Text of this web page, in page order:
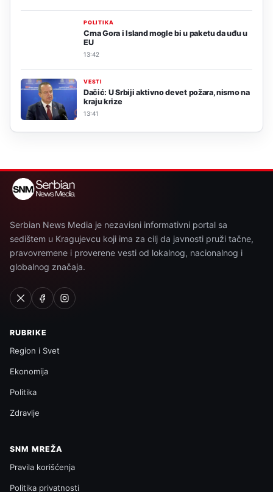
POLITIKA
Crna Gora i Island mogle bi u paketu da uđu u
EU
13:42
VESTI
Dačić: U Srbiji aktivno devet požara, nismo na
kraju krize
13:41
Serbian News Media je nezavisni informativni portal sa
sedištem u Kragujevcu koji ima za cilj da javnosti pruži tačne,
pravovremene i proverene vesti od lokalnog, nacionalnog i
globalnog značaja.
RUBRIKE
Region i Svet
Ekonomija
Politika
Zdravlje
SNM MREŽA
Pravila korišćenja
Politika privatnosti